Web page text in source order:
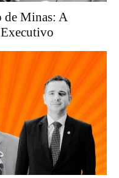
de Minas: A